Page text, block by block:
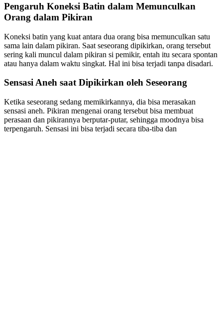
Pengaruh Koneksi Batin dalam Memunculkan
Orang dalam Pikiran
Koneksi batin yang kuat antara dua orang bisa memunculkan satu
sama lain dalam pikiran. Saat seseorang dipikirkan, orang tersebut
sering kali muncul dalam pikiran si pemikir, entah itu secara spontan
atau hanya dalam waktu singkat. Hal ini bisa terjadi tanpa disadari.
Sensasi Aneh saat Dipikirkan oleh Seseorang
Ketika seseorang sedang memikirkannya, dia bisa merasakan
sensasi aneh. Pikiran mengenai orang tersebut bisa membuat
perasaan dan pikirannya berputar-putar, sehingga moodnya bisa
terpengaruh. Sensasi ini bisa terjadi secara tiba-tiba dan